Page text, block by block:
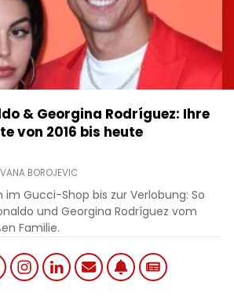
& Georgina Rodríguez: Ihre
von 2016 bis heute
BOROJEVIC
Gucci-Shop bis zur Verlobung: So
und Georgina Rodríguez vom
Familie.